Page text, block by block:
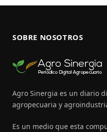
SOBRE NOSOTROS
Agro Sinergia es un diario
agropecuaria y
Es un medio que esta